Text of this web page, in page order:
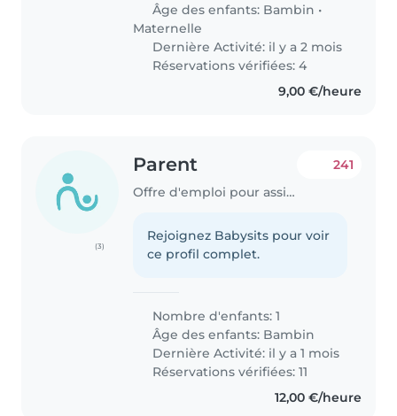
Âge des enfants: Bambin •
Maternelle
Dernière Activité: il y a 2 mois
Réservations vérifiées: 4
9,00 €/heure
(3)
Parent
Offre d'emploi pour assistante maternelle à Paris
241
Rejoignez Babysits pour voir
ce profil complet.
Nombre d'enfants: 1
Âge des enfants: Bambin
Dernière Activité: il y a 1 mois
Réservations vérifiées: 11
12,00 €/heure